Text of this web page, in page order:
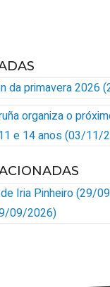
da primavera 2026
organiza o
e 14 anos(03/11/
Iria Pinheiro(29/
09/2026)